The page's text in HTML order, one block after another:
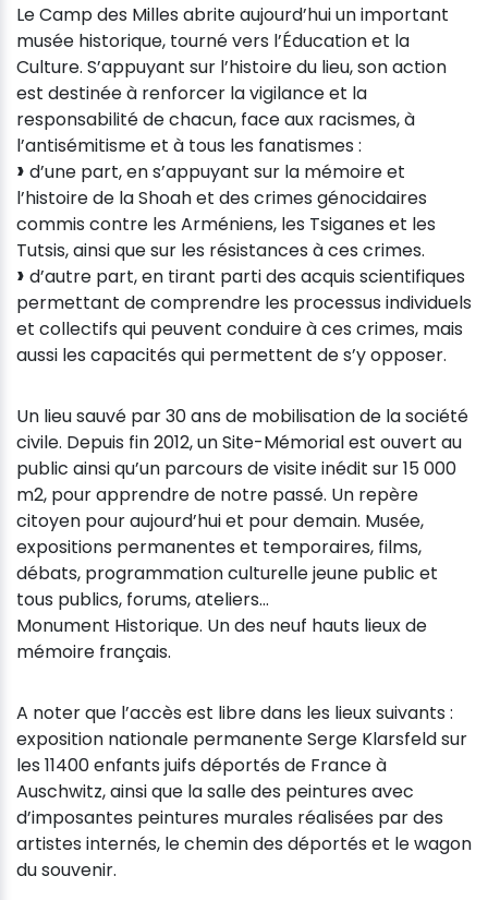
Le Camp des Milles abrite aujourd’hui un important
musée historique, tourné vers l’Éducation et la
Culture. S’appuyant sur l’histoire du lieu, son action
est destinée à renforcer la vigilance et la
responsabilité de chacun, face aux racismes, à
l’antisémitisme et à tous les fanatismes :
d’une part, en s’appuyant sur la mémoire et
l’histoire de la Shoah et des crimes génocidaires
commis contre les Arméniens, les Tsiganes et les
Tutsis, ainsi que sur les résistances à ces crimes.
d’autre part, en tirant parti des acquis scientifiques
permettant de comprendre les processus individuels
et collectifs qui peuvent conduire à ces crimes, mais
aussi les capacités qui permettent de s’y opposer.
Un lieu sauvé par 30 ans de mobilisation de la société
civile. Depuis fin 2012, un Site-Mémorial est ouvert au
public ainsi qu’un parcours de visite inédit sur 15 000
m2, pour apprendre de notre passé. Un repère
citoyen pour aujourd’hui et pour demain. Musée,
expositions permanentes et temporaires, films,
débats, programmation culturelle jeune public et
tous publics, forums, ateliers…
Monument Historique. Un des neuf hauts lieux de
mémoire français.
A noter que l’accès est libre dans les lieux suivants :
exposition nationale permanente Serge Klarsfeld sur
les 11400 enfants juifs déportés de France à
Auschwitz, ainsi que la salle des peintures avec
d’imposantes peintures murales réalisées par des
artistes internés, le chemin des déportés et le wagon
du souvenir.